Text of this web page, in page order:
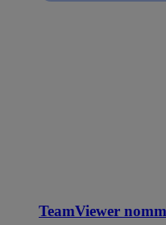
TeamViewer